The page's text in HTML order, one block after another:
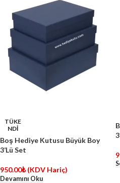
TÜKE
NDİ
Boş Hediye Kutusu Büyük Boy
3’Lü Set
950.00₺ (KDV Hariç)
Devamını Oku